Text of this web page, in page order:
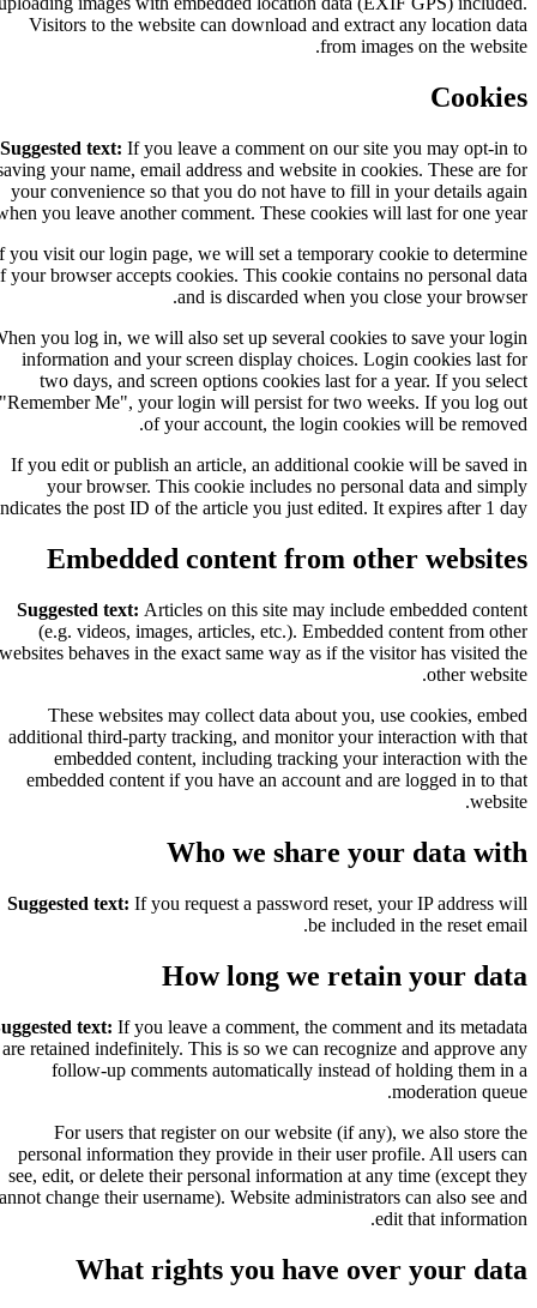
Visitors to the website can download and extract any location data
from images on the website.
Cookies
Suggested text:If you leave a comment on our site you may opt-in to
saving your name, email address and website in cookies. These are for
your convenience so that you do not have to fill in your details again
when you leave another comment. These cookies will last for one year.
If you visit our login page, we will set a temporary cookie to determine
if your browser accepts cookies. This cookie contains no personal data
and is discarded when you close your browser.
When you log in, we will also set up several cookies to save your login
information and your screen display choices. Login cookies last for
two days, and screen options cookies last for a year. If you select
"Remember Me", your login will persist for two weeks. If you log out
of your account, the login cookies will be removed.
If you edit or publish an article, an additional cookie will be saved in
your browser. This cookie includes no personal data and simply
indicates the post ID of the article you just edited. It expires after 1 day.
Embedded content from other websites
Suggested text:Articles on this site may include embedded content
(e.g. videos, images, articles, etc.). Embedded content from other
websites behaves in the exact same way as if the visitor has visited the
other website.
These websites may collect data about you, use cookies, embed
additional third-party tracking, and monitor your interaction with that
embedded content, including tracking your interaction with the
embedded content if you have an account and are logged in to that
website.
Who we share your data with
Suggested text:If you request a password reset, your IP address will
be included in the reset email.
How long we retain your data
Suggested text:If you leave a comment, the comment and its metadata
are retained indefinitely. This is so we can recognize and approve any
follow-up comments automatically instead of holding them in a
moderation queue.
For users that register on our website (if any), we also store the
personal information they provide in their user profile. All users can
see, edit, or delete their personal information at any time (except they
cannot change their username). Website administrators can also see and
edit that information.
What rights you have over your data